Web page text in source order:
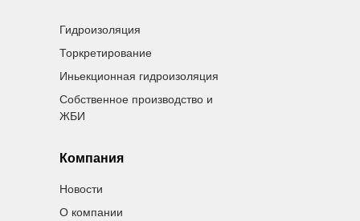
Компания
Новости
О компании
Гидроизоляция
Торкретирование
Иньекционная гидроизоляция
Собственное производство и
ЖБИ